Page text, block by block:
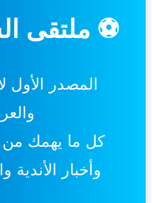
⚽ ملتقى
المصدر الأول
كل ما يهمك من
وأخبار الأندية